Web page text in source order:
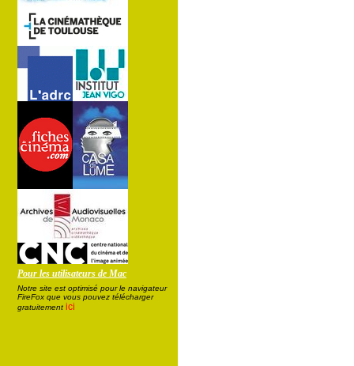
Pour les utilisateurs de Mac
Notre site est optimisé pour le navigateur
FireFox que vous pouvez télécharger
gratuitement ici